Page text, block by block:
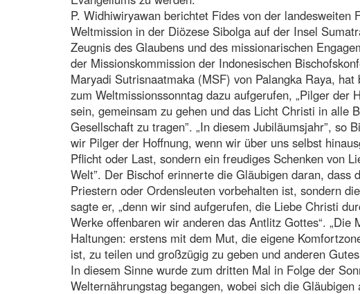
P. Widhiwiryawan berichtet Fides von der landesweiten
Weltmission in der Diözese Sibolga auf der Insel
Zeugnis des Glaubens und des missionarischen
der Missionskommission der Indonesischen
Maryadi Sutrisnaatmaka (MSF) von Palangka Raya,
zum Weltmissionssonntag dazu aufgerufen, „Pilger der
sein, gemeinsam zu gehen und das Licht Christi in alle
Gesellschaft zu tragen”. „In diesem Jubiläumsjahr”, so
wir Pilger der Hoffnung, wenn wir über uns selbst
Pflicht oder Last, sondern ein freudiges Schenken von
Welt”. Der Bischof erinnerte die Gläubigen daran, dass
Priestern oder Ordensleuten vorbehalten ist, sondern
sagte er, „denn wir sind aufgerufen, die Liebe Christi
Werke offenbaren wir anderen das Antlitz Gottes“.
Haltungen: erstens mit dem Mut, die eigene
ist, zu teilen und großzügig zu geben und anderen
In diesem Sinne wurde zum dritten Mal in Folge der
Welternährungstag begangen, wobei sich die